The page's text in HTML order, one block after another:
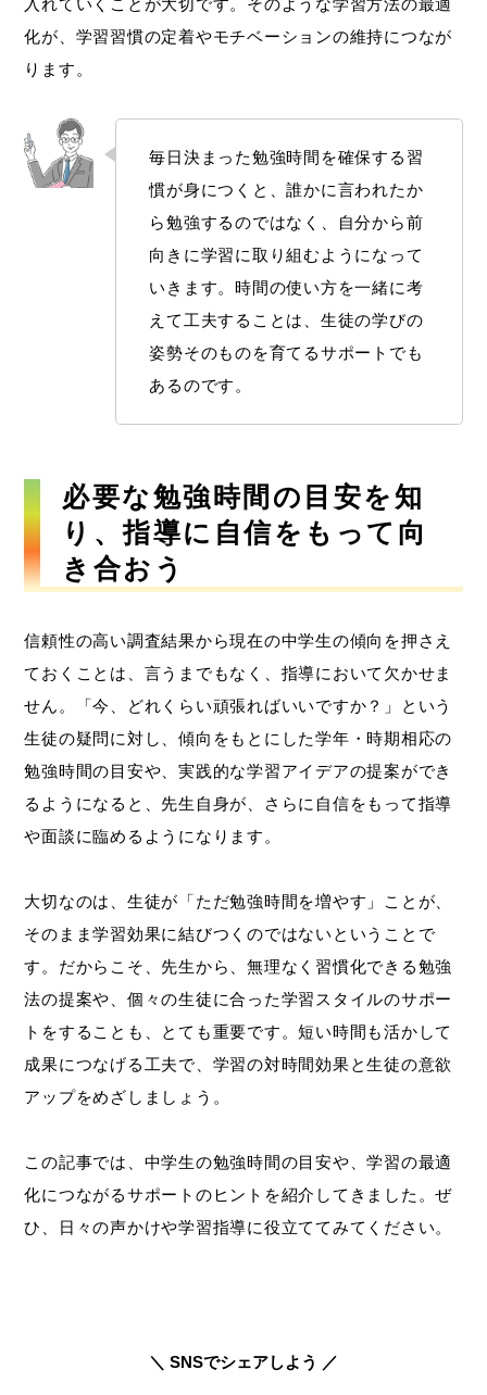
入れていくことが大切です。そのような学習方法の最適
化が、学習習慣の定着やモチベーションの維持につなが
ります。
毎日決まった勉強時間を確保する習
慣が身につくと、誰かに言われたか
ら勉強するのではなく、自分から前
向きに学習に取り組むようになって
いきます。時間の使い方を一緒に考
えて工夫することは、生徒の学びの
姿勢そのものを育てるサポートでも
あるのです。
必要な勉強時間の目安を知
り、指導に自信をもって向
き合おう
信頼性の高い調査結果から現在の中学生の傾向を押さえ
ておくことは、言うまでもなく、指導において欠かせま
せん。「今、どれくらい頑張ればいいですか？」という
生徒の疑問に対し、傾向をもとにした学年・時期相応の
勉強時間の目安や、実践的な学習アイデアの提案ができ
るようになると、先生自身が、さらに自信をもって指導
や面談に臨めるようになります。
大切なのは、生徒が「ただ勉強時間を増やす」ことが、
そのまま学習効果に結びつくのではないということで
す。だからこそ、先生から、無理なく習慣化できる勉強
法の提案や、個々の生徒に合った学習スタイルのサポー
トをすることも、とても重要です。短い時間も活かして
成果につなげる工夫で、学習の対時間効果と生徒の意欲
アップをめざしましょう。
この記事では、中学生の勉強時間の目安や、学習の最適
化につながるサポートのヒントを紹介してきました。ぜ
ひ、日々の声かけや学習指導に役立ててみてください。
＼ SNSでシェアしよう ／